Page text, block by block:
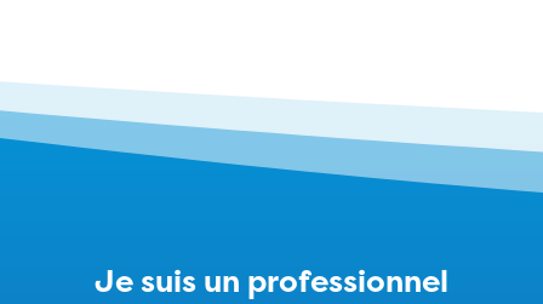
Je suis un professionnel